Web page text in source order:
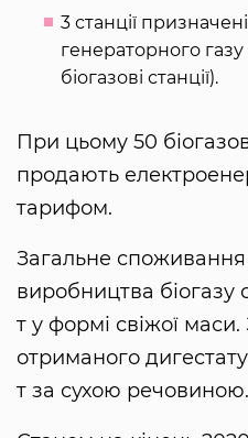
3 станції
генераторного
біогазові станції).
При цьому 50
продають
тарифом.
Загальне
виробництва біогазу
т у формі свіжої
отриманого
т за сухою речовиною.